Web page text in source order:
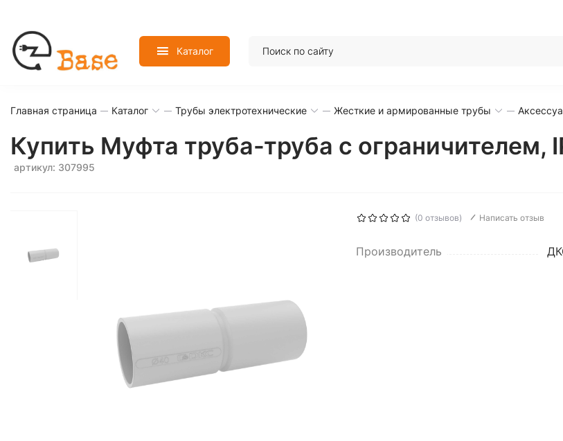
Каталог
Главная страница Каталог Трубы электротехнические Жесткие и армированные трубы
Купить Муфта труба-труба с
артикул: 307995
(0 отзывов) Написать отзыв
Производитель